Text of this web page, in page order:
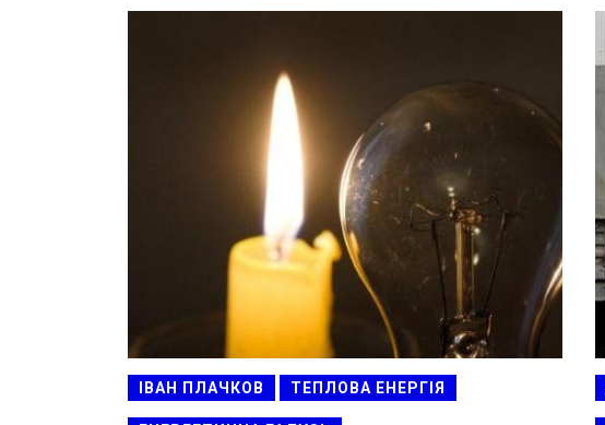
ІВАН ПЛАЧКОВ ТЕПЛОВА ЕНЕРГІЯ